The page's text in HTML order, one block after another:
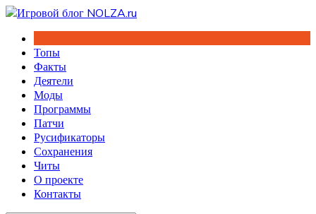
Перейти
содержимому
Топы
Факты
Деятели
Моды
Программы
Патчи
Русификаторы
Сохранения
Читы
О проекте
Контакты